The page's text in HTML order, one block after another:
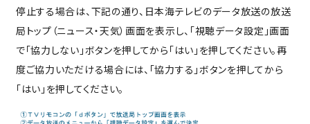
停止する場合は、下記の通り、日本海テレビのデータ放送の放送
局トップ（ニュース・天気）画面を表示し、「視聴データ設定」画面
で「協力しない」ボタンを押してから「はい」を押してください。再
度ご協力いただける場合には、「協力する」ボタンを押してから
「はい」を押してください。